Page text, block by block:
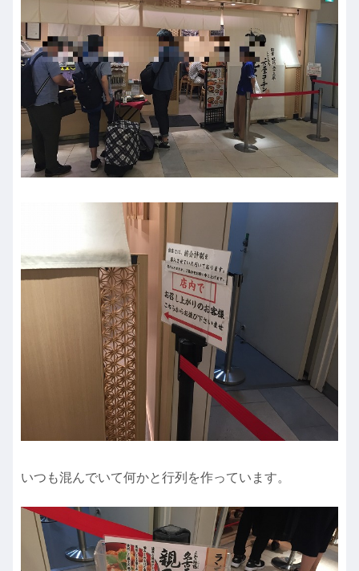
いつも混んでいて何かと行列を作っています。